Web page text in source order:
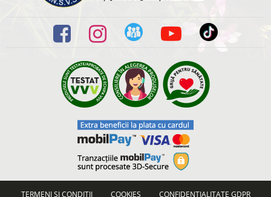
TERMENI ȘI CONDIȚII COOKIES CONFIDENȚIALITATE GDPR